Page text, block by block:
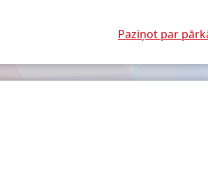
Paziņot par